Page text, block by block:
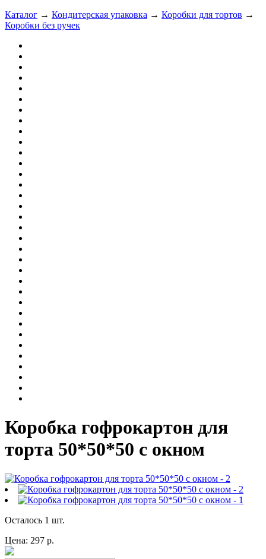
Каталог → Кондитерская упаковка → Коробки для тортов →
Коробки без ручек
Коробка гофрокартон для
торта 50*50*50 с окном
Осталось 1 шт.
Цена: 297 р.